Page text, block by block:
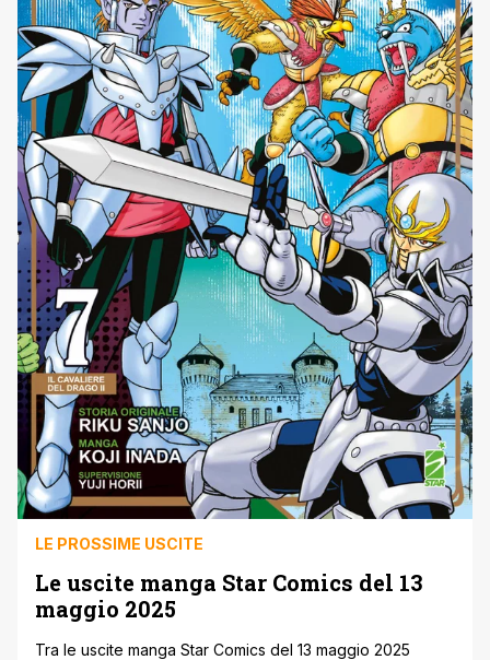
LE PROSSIME USCITE
Le uscite manga Star Comics del 13
maggio 2025
Tra le uscite manga Star Comics del 13 maggio 2025